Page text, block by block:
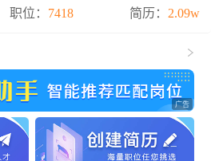
职位： 7418 简历： 2.09w